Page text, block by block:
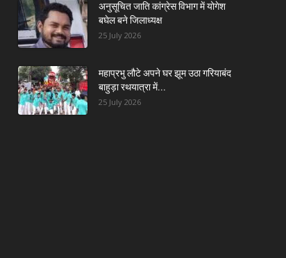
अनुसूचित जाति कांग्रेस विभाग में योगेश
बघेल बने जिलाध्यक्ष
25 July 2026
महाप्रभु लौटे अपने घर झूम उठा गरियाबंद
बाहुड़ा रथयात्रा में...
25 July 2026